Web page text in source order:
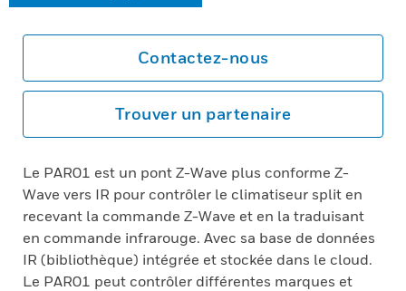
Contactez-nous
Trouver un partenaire
Le PAR01 est un pont Z-Wave plus conforme Z-
Wave vers IR pour contrôler le climatiseur split en
recevant la commande Z-Wave et en la traduisant
en commande infrarouge. Avec sa base de données
IR (bibliothèque) intégrée et stockée dans le cloud.
Le PAR01 peut contrôler différentes marques et